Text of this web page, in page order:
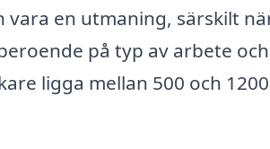
en utmaning, särskilt
på typ av arbete
ligga mellan 500 och 1200